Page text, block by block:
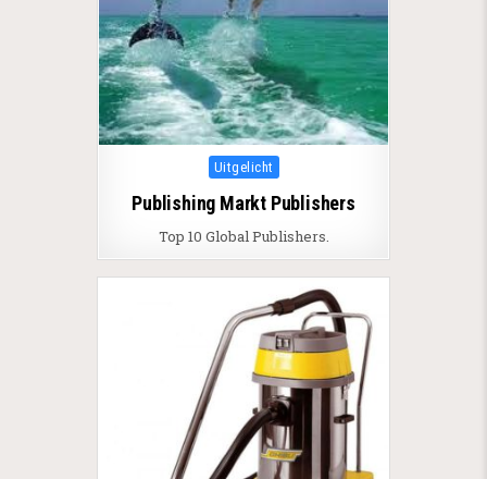
Posted in
Uitgelicht
Publishing Markt Publishers
Top 10 Global Publishers.